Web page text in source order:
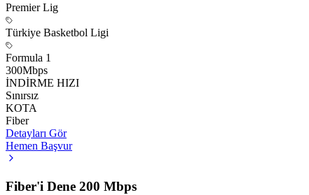
Premier Lig
Türkiye Basketbol Ligi
Formula 1
300Mbps
İNDİRME HIZI
Sınırsız
KOTA
Fiber
Detayları Gör
Hemen Başvur
Fiber'i Dene 200 Mbps